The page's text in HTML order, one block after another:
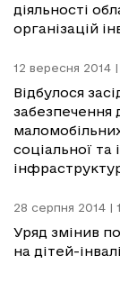
діяльності
організацій
12 вересня 2014 |
Відбулося
забезпечення
соціальної
28 серпня 2014 |
Уряд змінив
на дітей-